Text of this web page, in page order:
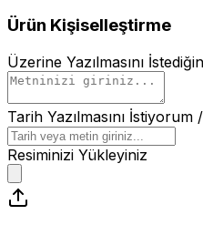
Ürün Kişiselleştirme
Üzerine Yazılmasını
Tarih Yazılmasını
Resiminizi Yükleyiniz